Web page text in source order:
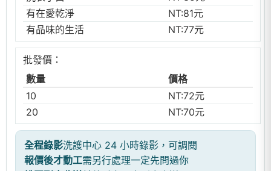
有在愛乾淨
NT:81元
有品味的生活
NT:77元
批發價：
數量
價格
10
NT:72元
20
NT:70元
全程錄影洗護中心 24 小時錄影，可調閱
報價後才動工需另行處理一定先問過你